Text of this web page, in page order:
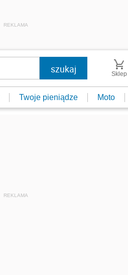
REKLAMA
Sklep
Twoje pieniądze Moto